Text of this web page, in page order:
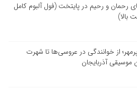
رحمان و رحیم در پایتخت (فول آلبوم کامل
از خوانندگی در عروسی‌ها تا شهرت
آذربایجان